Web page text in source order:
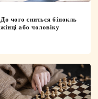
До чого сниться бінокль
жінці або чоловіку